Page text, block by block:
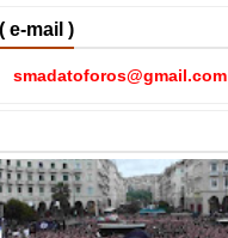
e-mail )
smadatoforos@gmail.com